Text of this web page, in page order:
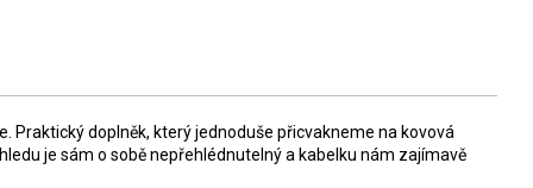
Praktický doplněk, který jednoduše přicvakneme na kovová
je sám o sobě nepřehlédnutelný a kabelku nám zajímavě